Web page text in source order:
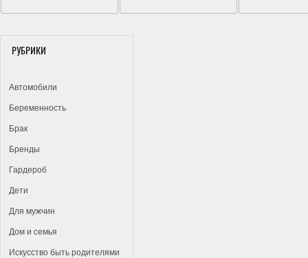
РУБРИКИ
Автомобили
Беременность
Брак
Бренды
Гардероб
Дети
Для мужчин
Дом и семья
Искусство быть родителями